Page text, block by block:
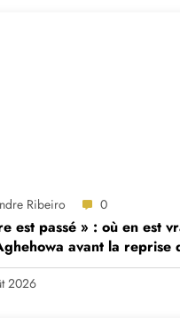
Ribeiro 0
est passé » : où en est
avant la reprise
2026